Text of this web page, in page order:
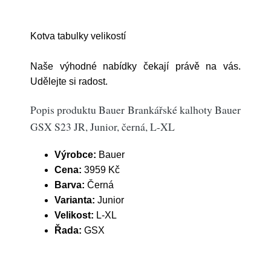
Kotva tabulky velikostí
Naše výhodné nabídky čekají právě na vás.
Udělejte si radost.
Popis produktu Bauer Brankářské kalhoty Bauer
GSX S23 JR, Junior, černá, L-XL
Výrobce: Bauer
Cena: 3959 Kč
Barva: Černá
Varianta: Junior
Velikost: L-XL
Řada: GSX